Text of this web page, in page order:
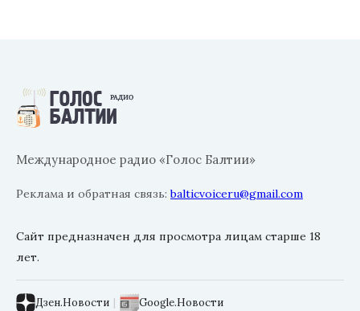
Международное радио «Голос Балтии»
Реклама и обратная связь:balticvoiceru@gmail.com
Сайт предназначен для просмотра лицам старше 18
лет.
Дзен.Новости | Google.Новости